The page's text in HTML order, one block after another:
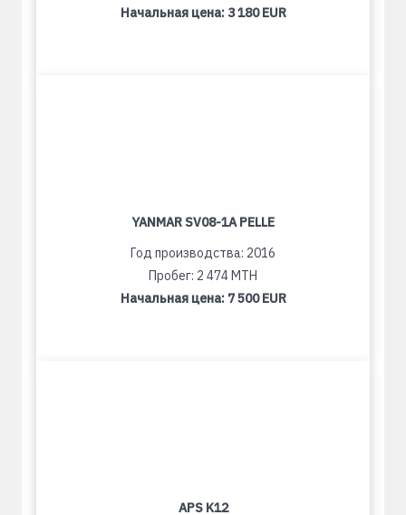
Начальная цена: 3 180 EUR
YANMAR SV08-1A PELLE
Год производства: 2016
Пробег: 2 474 MTH
Начальная цена: 7 500 EUR
APS K12